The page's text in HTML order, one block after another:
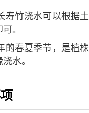
寿竹浇水可以根据
。
的春夏季节，是植
水。